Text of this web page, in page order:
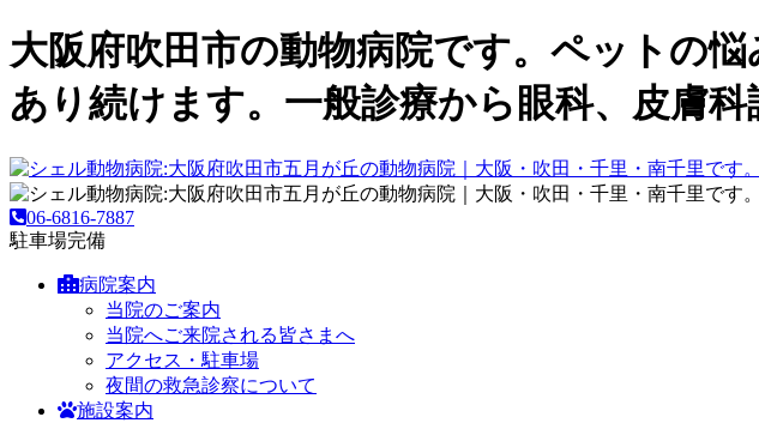
大阪府吹田市の動物病院です。ペットの
あり続けます。一般診療から眼科、皮膚
06-6816-7887
駐車場完備
病院案内
当院のご案内
当院へご来院される皆さまへ
アクセス・駐車場
夜間の救急診察について
施設案内